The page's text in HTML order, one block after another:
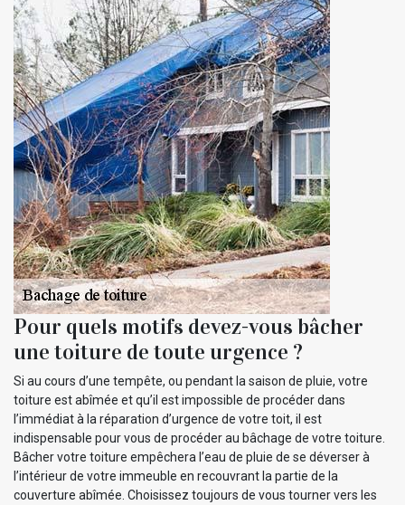
Pour quels motifs devez-vous bâcher
une toiture de toute urgence ?
Si au cours d’une tempête, ou pendant la saison de pluie, votre
toiture est abîmée et qu’il est impossible de procéder dans
l’immédiat à la réparation d’urgence de votre toit, il est
indispensable pour vous de procéder au bâchage de votre toiture.
Bâcher votre toiture empêchera l’eau de pluie de se déverser à
l’intérieur de votre immeuble en recouvrant la partie de la
couverture abîmée. Choisissez toujours de vous tourner vers les